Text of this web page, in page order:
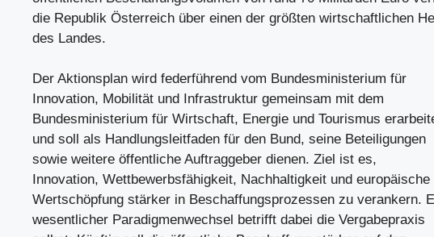
die Republik Österreich über einen der größten wirtschaftlichen
des Landes.
Der Aktionsplan wird federführend vom Bundesministerium für
Innovation, Mobilität und Infrastruktur gemeinsam mit dem
Bundesministerium für Wirtschaft, Energie und Tourismus
und soll als Handlungsleitfaden für den Bund, seine Beteiligungen
sowie weitere öffentliche Auftraggeber dienen. Ziel ist es,
Innovation, Wettbewerbsfähigkeit, Nachhaltigkeit und europäische
Wertschöpfung stärker in Beschaffungsprozessen zu verankern.
wesentlicher Paradigmenwechsel betrifft dabei die Vergabepraxis